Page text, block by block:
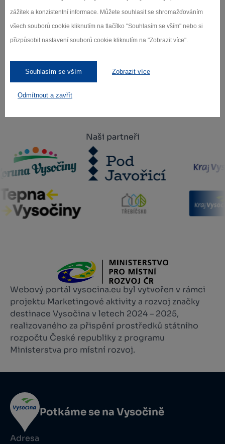
zážitek a konzistentní informace. Můžete souhlasit se shromažďováním
všech souborů cookie kliknutím na tlačítko "Souhlasím se vším" nebo si
přizpůsobit nastavení souborů cookie kliknutím na "Zobrazit více".
Souhlasím se vším Zobrazit více
Odmítnout a zavřít
Záleží nám na ochraně osobních údajů.
Odebírat
Naši partneři
Webový portál vysocina.eu byl vytvořen v rámci
projektu Marketingové aktivity a rozvoj značky
destinace Vysočina v letech 2024 – 2025,
realizovaného za přispění prostředků státního
rozpočtu České republiky z programu
Ministerstva pro místní rozvoj.
Potkáme se na Vysočině
Adresa